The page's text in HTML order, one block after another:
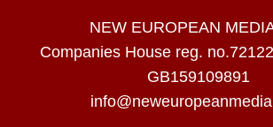
NEW EUROPEAN
Companies House reg.
GB159109891